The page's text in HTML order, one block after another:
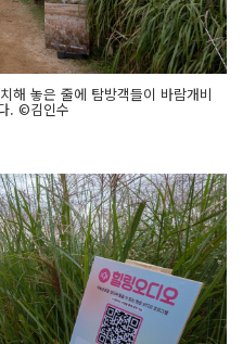
해 놓은 줄에 탐방객들이 바람개비
. ©김인수